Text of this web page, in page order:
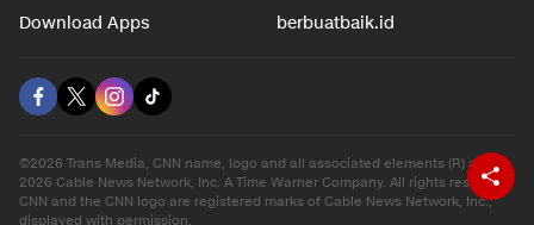
Download Apps berbuatbaik.id
©2026 Trans Media, CNN name, logo and all associated elements (R) and ©
2026 Cable News Network, Inc. A Time Warner Company. All rights reserved.
CNN and the CNN logo are registered marks of Cable News Network, Inc.,
displayed with permission.